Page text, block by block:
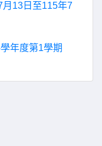
13日至115年7
年度第1學期